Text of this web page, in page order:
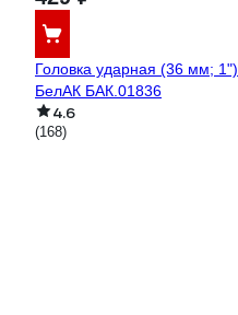
Головка ударная (36 мм; 1")
БелАК БАК.01836
4.6
(168)